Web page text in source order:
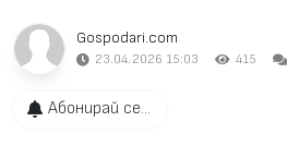
Gospodari.com
23.04.2026 15:03 415
Абонирай се...